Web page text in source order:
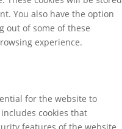
You also have the option
out of some of these
experience.
for the website to
cookies that
features of the website.